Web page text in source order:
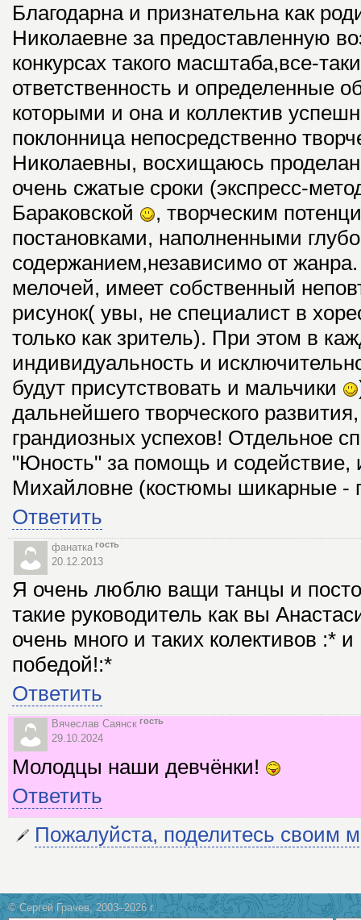
Благодарна и признательна как
Николаевне за предоставленную
конкурсах такого масштаба,все-
ответственность и определенные
которыми и она и коллектив
поклонница непосредственно
Николаевны, восхищаюсь
очень сжатые сроки (экспресс-
Бараковской
, творческим
постановками, наполненными
содержанием,независимо от
мелочей, имеет собственный
рисунок( увы, не специалист в
только как зритель). При этом в
индивидуальность и
будут присутствовать и мальчики
дальнейшего творческого
грандиозных успехов! Отдельное
"Юность" за помощь и содействие,
Михайловне (костюмы шикарные -
Ответить
фанатка гость
20.12.2013
Я очень люблю ващи танцы и
такие руководитель как вы
очень много и таких колективов :*
победой!:*
Ответить
Вячеслав Саянск гость
29.10.2024
Молодцы наши девчёнки!
Ответить
Пожалуйста, поделитесь своим
© Сергей Грачев, 2003–2026 г.